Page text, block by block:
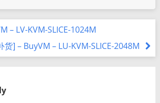
– LV-KVM-SLICE-1024M
货] – BuyVM – LU-KVM-SLICE-2048M